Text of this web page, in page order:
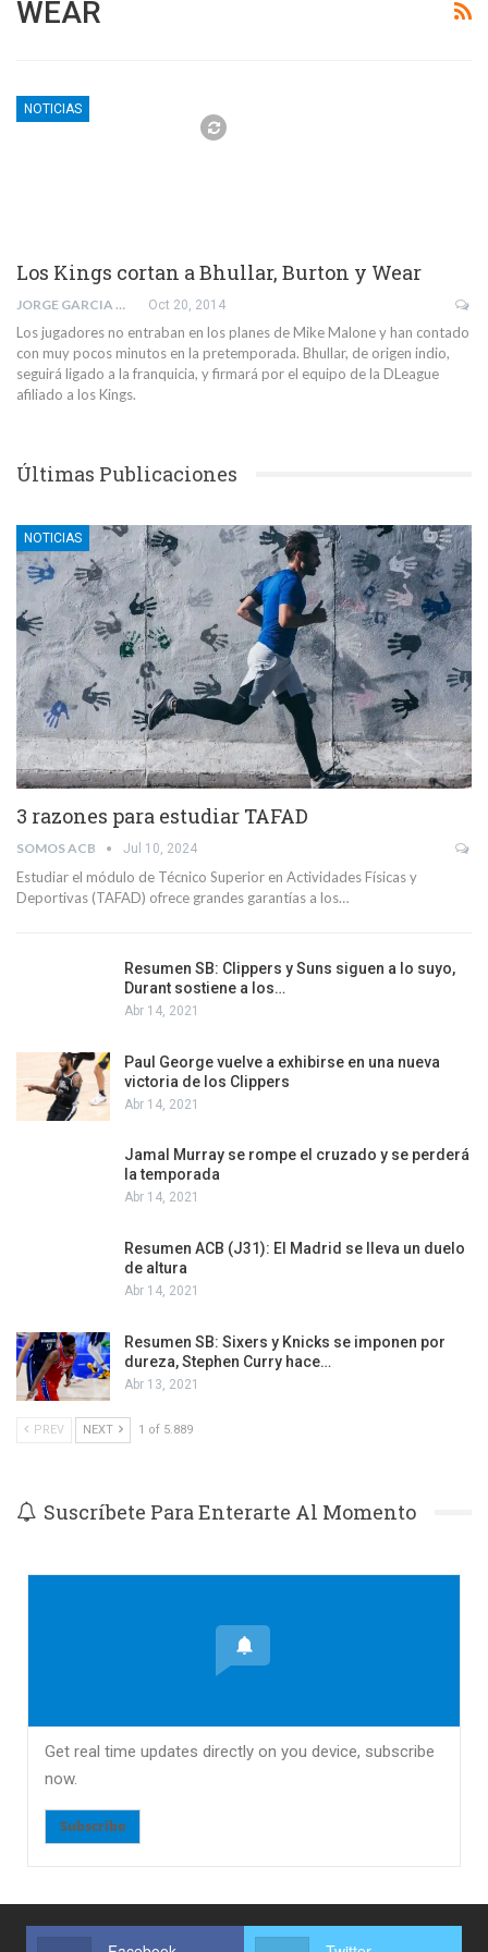
WEAR
NOTICIAS
Los Kings cortan a Bhullar, Burton y Wear
JORGE GARCIA MALDONADO Oct 20, 2014
Los jugadores no entraban en los planes de Mike Malone y han contado
con muy pocos minutos en la pretemporada. Bhullar, de origen indio,
seguirá ligado a la franquicia, y firmará por el equipo de la DLeague
afiliado a los Kings.
Últimas Publicaciones
NOTICIAS
3 razones para estudiar TAFAD
SOMOS ACB Jul 10, 2024
Estudiar el módulo de Técnico Superior en Actividades Físicas y
Deportivas (TAFAD) ofrece grandes garantías a los…
Resumen SB: Clippers y Suns siguen a lo suyo,
Durant sostiene a los…
Abr 14, 2021
Paul George vuelve a exhibirse en una nueva
victoria de los Clippers
Abr 14, 2021
Jamal Murray se rompe el cruzado y se perderá
la temporada
Abr 14, 2021
Resumen ACB (J31): El Madrid se lleva un duelo
de altura
Abr 14, 2021
Resumen SB: Sixers y Knicks se imponen por
dureza, Stephen Curry hace…
Abr 13, 2021
PREV NEXT 1 of 5.889
Suscríbete Para Enterarte Al Momento
Get real time updates directly on you device, subscribe
now.
Subscribe